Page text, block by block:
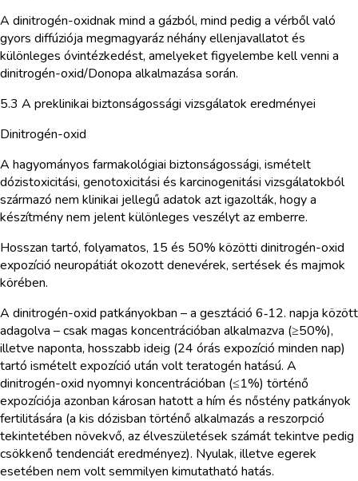
A dinitrogén-oxidnak mind a gázból, mind pedig a vérből való
gyors diffúziója megmagyaráz néhány ellenjavallatot és
különleges óvintézkedést, amelyeket figyelembe kell venni a
dinitrogén-oxid/Donopa alkalmazása során.
5.3 A preklinikai biztonságossági vizsgálatok eredményei
Dinitrogén-oxid
A hagyományos farmakológiai biztonságossági, ismételt
dózistoxicitási, genotoxicitási és karcinogenitási vizsgálatokból
származó nem klinikai jellegű adatok azt igazolták, hogy a
készítmény nem jelent különleges veszélyt az emberre.
Hosszan tartó, folyamatos, 15 és 50% közötti dinitrogén-oxid
expozíció neuropátiát okozott denevérek, sertések és majmok
körében.
A dinitrogén-oxid patkányokban – a gesztáció 6‑12. napja között
adagolva – csak magas koncentrációban alkalmazva (≥50%),
illetve naponta, hosszabb ideig (24 órás expozíció minden nap)
tartó ismételt expozíció után volt teratogén hatású. A
dinitrogén-oxid nyomnyi koncentrációban (≤1%) történő
expozíciója azonban károsan hatott a hím és nőstény patkányok
fertilitására (a kis dózisban történő alkalmazás a reszorpció
tekintetében növekvő, az élveszületések számát tekintve pedig
csökkenő tendenciát eredményez). Nyulak, illetve egerek
esetében nem volt semmilyen kimutatható hatás.